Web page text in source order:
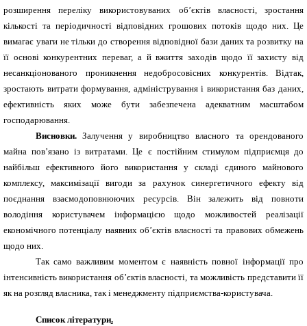
розширення переліку використовуваних об’єктів власності, зростання
кількості та періодичності відповідних грошових потоків щодо них. Це
вимагає уваги не тільки до створення відповідної бази даних та розвитку на
її основі конкурентних переваг, а й вжиття заходів щодо її захисту від
несанкціонованого проникнення недобросовісних конкурентів. Відтак,
зростають витрати формування, адміністрування і використання баз даних,
ефективність яких може бути забезпечена адекватним масштабом
господарювання.
Висновки.Залучення у виробництво власного та орендованого
майна пов’язано із витратами. Це є постійним стимулом підприємця до
найбільш ефективного його використання у складі єдиного майнового
комплексу, максимізації вигоди за рахунок синергетичного ефекту від
поєднання взаємодоповнюючих ресурсів. Він залежить від повноти
володіння користувачем інформацією щодо можливостей реалізації
економічного потенціалу наявних об’єктів власності та правових обмежень
щодо них.
Так само важливим моментом є наявність повної інформації про
інтенсивність використання об’єктів власності, та можливість представити її
як на розгляд власника, так і менеджменту підприємства-користувача.
Список літератури.